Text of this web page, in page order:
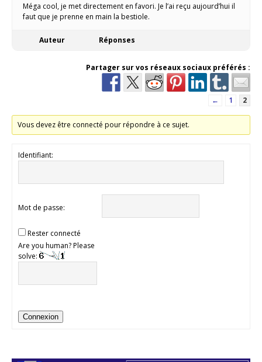
Méga cool, je met directement en favori. Je l’ai reçu aujourd’hui il
faut que je prenne en main la bestiole.
Auteur Réponses
Partager sur vos réseaux sociaux préférés :
← 1 2
Vous devez être connecté pour répondre à ce sujet.
Identifiant:
Mot de passe:
Rester connecté
Are you human? Please
solve:
Connexion